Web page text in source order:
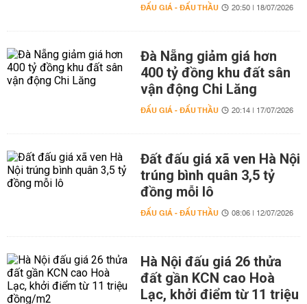
ĐẤU GIÁ - ĐẤU THẦU 20:50 | 18/07/2026
Đà Nẵng giảm giá hơn
400 tỷ đồng khu đất sân
vận động Chi Lăng
ĐẤU GIÁ - ĐẤU THẦU 20:14 | 17/07/2026
Đất đấu giá xã ven Hà Nội
trúng bình quân 3,5 tỷ
đồng mỗi lô
ĐẤU GIÁ - ĐẤU THẦU 08:06 | 12/07/2026
Hà Nội đấu giá 26 thửa
đất gần KCN cao Hoà
Lạc, khởi điểm từ 11 triệu